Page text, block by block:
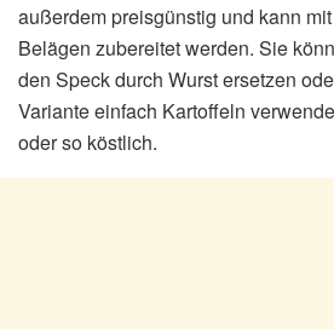
außerdem preisgünstig und kann
Belägen zubereitet werden. Sie
den Speck durch Wurst ersetzen
Variante einfach Kartoffeln
oder so köstlich.